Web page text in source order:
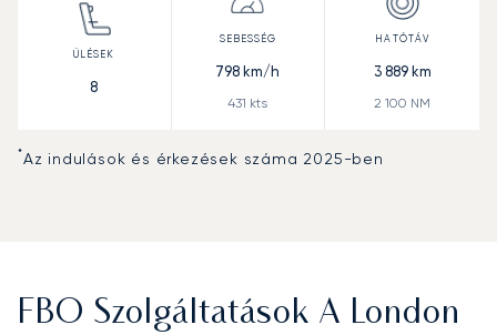
8
798 km/h
431 kts
3 889km
2 100 NM
*Az indulások és érkezések száma 2025-ben
FBO Szolgáltatások A London